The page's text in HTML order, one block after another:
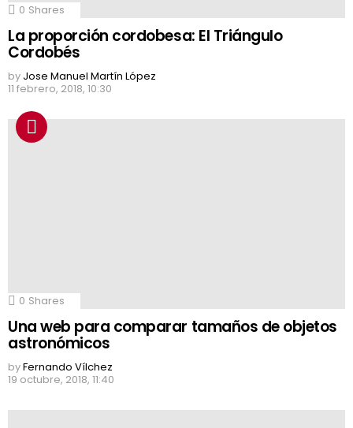
0 Shares
La proporción cordobesa: El Triángulo
Cordobés
by Jose Manuel Martín López
11 febrero, 2018, 10:30
0 Shares
Una web para comparar tamaños de objetos
astronómicos
byFernando Vílchez
19 octubre, 2018, 11:40